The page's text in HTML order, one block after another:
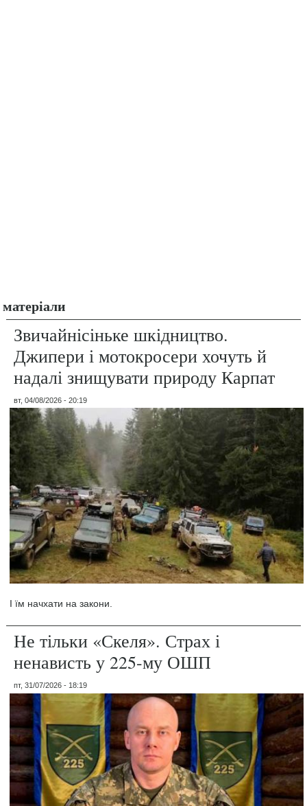
матеріали
Звичайнісіньке шкідництво.
Джипери і мотокросери хочуть й
надалі знищувати природу Карпат
вт, 04/08/2026 - 20:19
І їм начхати на закони.
Не тільки «Скеля». Страх і
ненависть у 225-му ОШП
пт, 31/07/2026 - 18:19